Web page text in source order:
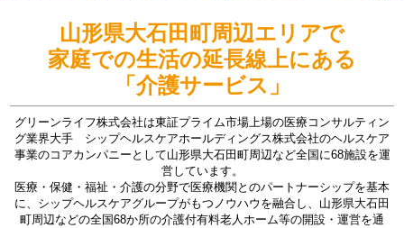
山形県大石田町周辺エリアで
家庭での生活の延長線上にある
「介護サービス」
グリーンライフ株式会社は東証プライム市場上場の医療コンサルティン
グ業界大手 シップヘルスケアホールディングス株式会社のヘルスケア
事業のコアカンパニーとして山形県大石田町周辺など全国に68施設を運
営しています。
医療・保健・福祉・介護の分野で医療機関とのパートナーシップを基本
に、シップヘルスケアグループがもつノウハウを融合し、山形県大石田
町周辺などの全国68か所の介護付有料老人ホーム等の開設・運営を通